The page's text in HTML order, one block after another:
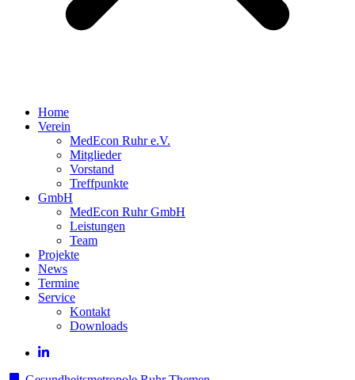
Home
Verein
MedEcon Ruhr e.V.
Mitglieder
Vorstand
Treffpunkte
GmbH
MedEcon Ruhr GmbH
Leistungen
Team
Projekte
News
Termine
Service
Kontakt
Downloads